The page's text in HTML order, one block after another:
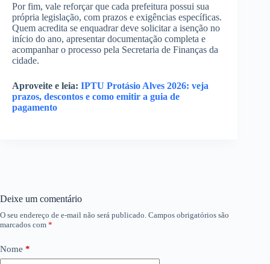
Por fim, vale reforçar que cada prefeitura possui sua
própria legislação, com prazos e exigências específicas.
Quem acredita se enquadrar deve solicitar a isenção no
início do ano, apresentar documentação completa e
acompanhar o processo pela Secretaria de Finanças da
cidade.
Aproveite e leia: IPTU Protásio Alves 2026: veja
prazos, descontos e como emitir a guia de
pagamento
Deixe um comentário
O seu endereço de e-mail não será publicado. Campos obrigatórios são
marcados com *
Nome *